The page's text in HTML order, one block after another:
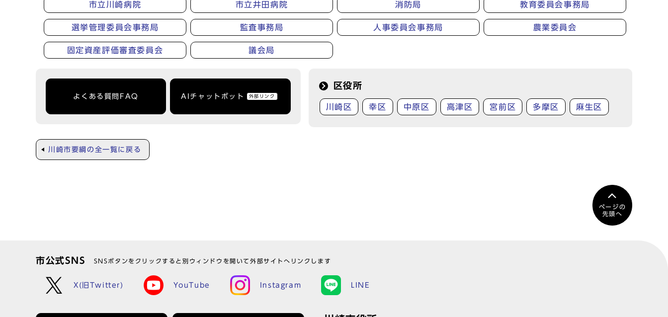
市立川崎病院 市立井田病院 消防局 教育委員会事務局
選挙管理委員会事務局 監査事務局 人事委員会事務局 農業委員会
固定資産評価審査委員会 議会局
よくある質問FAQ AIチャットボット 外部リンク
区役所
川崎区 幸区 中原区 高津区 宮前区 多摩区 麻生区
川崎市要綱の全一覧に戻る
ページの
先頭へ
市公式SNS SNSボタンをクリックすると別ウィンドウを開いて外部サイトへリンクします
X(旧Twitter) YouTube Instagram LINE